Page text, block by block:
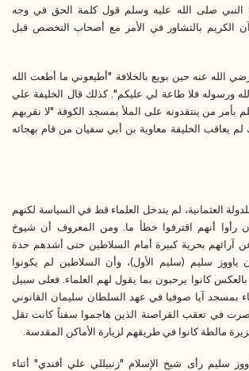
النبي صلى الله عليه وسلم قول كلمة الحق في وجه
الكريم بالتشاور في الأمر مع أصحاب التخصص قبل
الله عنه حين بويع بالخلافة "أطيعوني ما أطعت الله
ورسوله فلا طاعة لي عليكم". كذلك قال الخليفة علي
بأمر من ينتقدونه على الملأ بمسجد الكوفة "لا نقربهم
لم يعاقب الخليفة معاوية بن أبي سفيان من قام بهجائه
العثمانية، لم يتدخل العلماء قط في السياسة لكنهم
إن رأوا أنهم اقترفوا خطأ ما. ومن المعروف أن شيوخ
عن آرائهم بحرية كبيرة أمام السلاطين حتى أشدهم حدة
سليم (سليم الأول)، وأن السلاطين لم يكونوا
كانوا يرحبون بما يقول لهم العلماء. فعلى سبيل
بمسجد آيا صوفيا في عهد السلطان سليمان القانوني
قصرت في تعقب القراصنة الذين هاجموا سفناً كانت تقل
مالطة كانوا في طريقهم لزيارة الأماكن المقدسة.
سليم رأى شيخ الإسلام "زنبيللي علي أفندي" أثناء